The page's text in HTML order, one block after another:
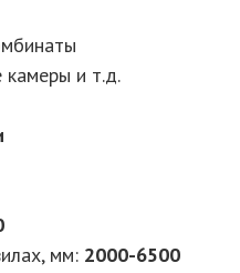
камеры и т.д.
мм: 2000-6500